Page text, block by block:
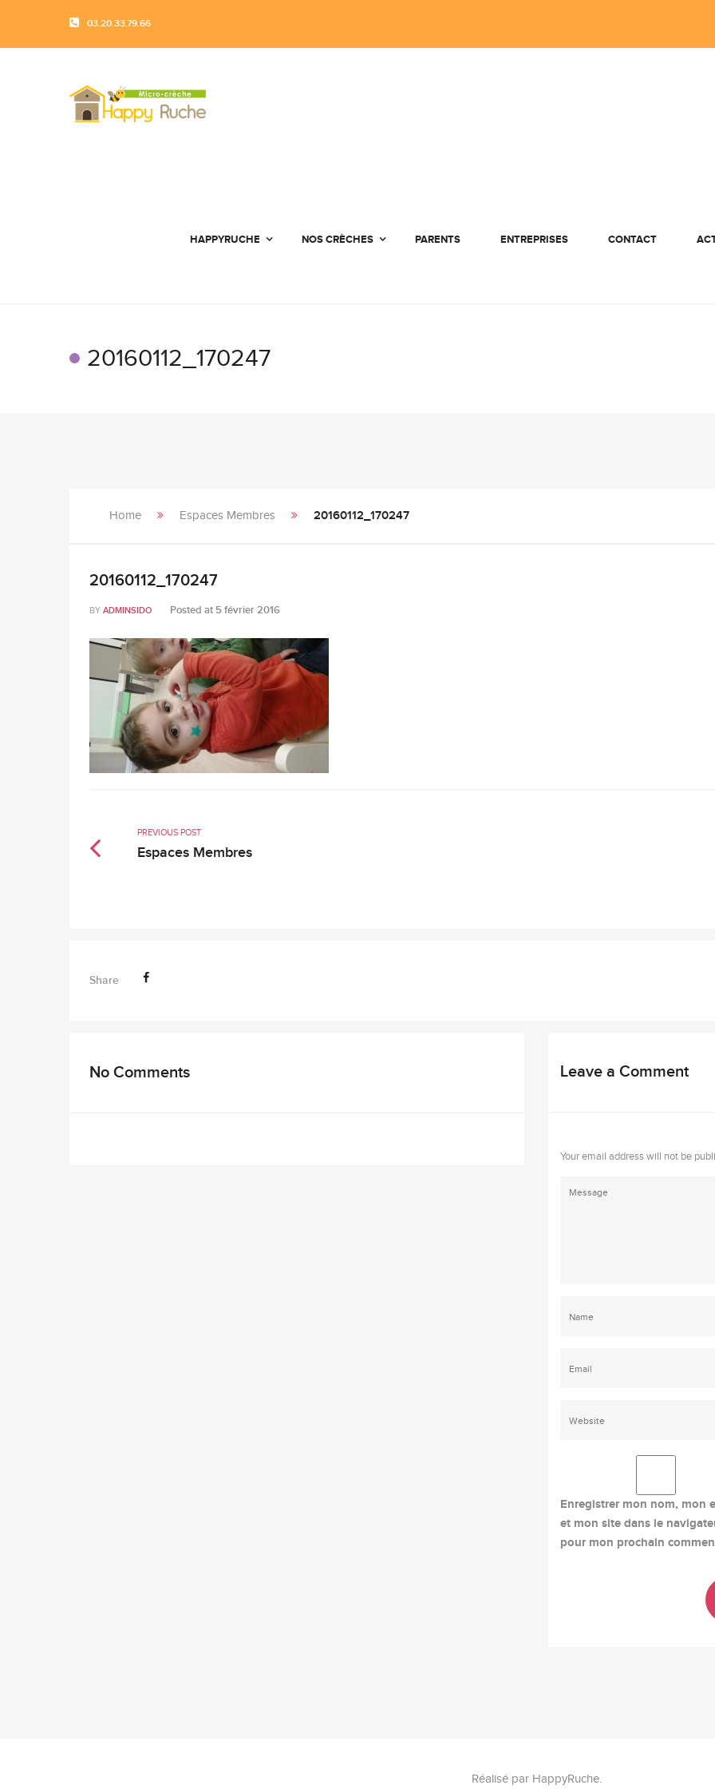
03.20.33.79.66
HAPPYRUCHE NOS CRÈCHES PARENTS ENTREPRISES CONTACT
20160112_170247
Home Espaces Membres 20160112_170247
20160112_170247
BY ADMINSIDO Posted at 5 février 2016
PREVIOUS POST
Espaces Membres
Share
No Comments Leave a Comment
Your email address will not be
Enregistrer mon nom, mon
et mon site dans le
pour mon prochain
Réalisé par HappyRuche.